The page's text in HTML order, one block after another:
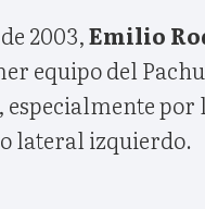
2003,Emilio
equipo del
por
lateral izquierdo.